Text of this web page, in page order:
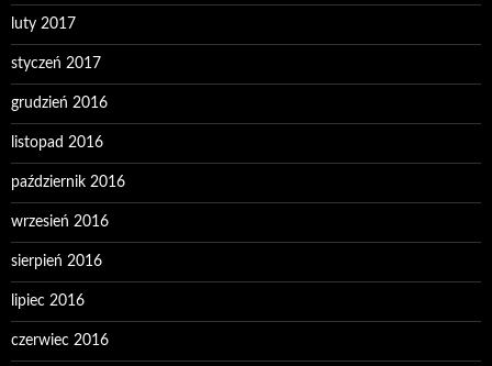
luty 2017
styczeń 2017
grudzień 2016
listopad 2016
październik 2016
wrzesień 2016
sierpień 2016
lipiec 2016
czerwiec 2016